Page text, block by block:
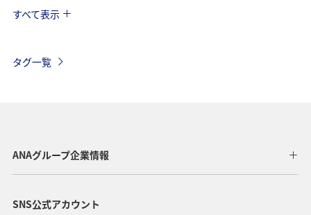
川 ANA Pocket
すべて表示
タグ一覧
ANAグループ企業情報
SNS公式アカウント